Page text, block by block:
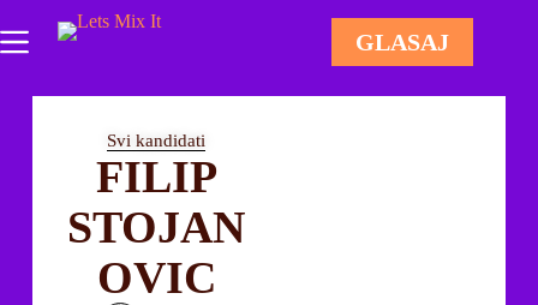
GLASAJ
Svi kandidati
FILIP
STOJAN
OVIC